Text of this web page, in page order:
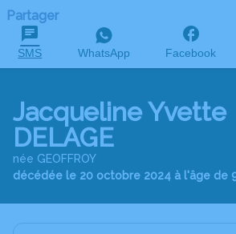
Partager
SMS WhatsApp Facebook
Jacqueline Yvette
DELAGE
née GEOFFROY
décédée le 20 octobre 2024 à l'âge de